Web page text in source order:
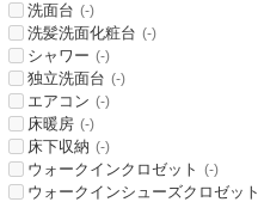
洗面台 (-)
洗髪洗面化粧台 (-)
シャワー (-)
独立洗面台 (-)
エアコン (-)
床暖房 (-)
床下収納 (-)
ウォークインクロゼット (-)
ウォークインシューズクロゼット